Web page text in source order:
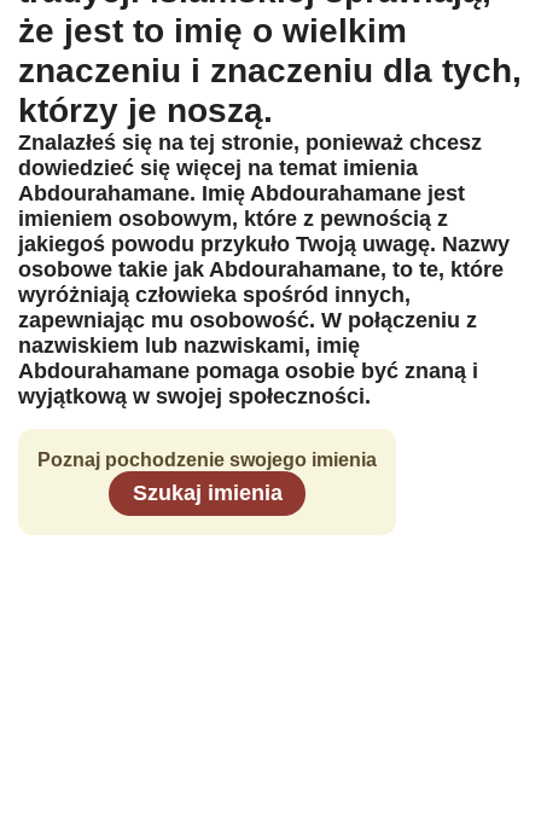
że jest to imię o wielkim
znaczeniu i znaczeniu dla tych,
którzy je noszą.
Znalazłeś się na tej stronie, ponieważ chcesz
dowiedzieć się więcej na temat imienia
Abdourahamane. Imię Abdourahamane jest
imieniem osobowym, które z pewnością z
jakiegoś powodu przykuło Twoją uwagę. Nazwy
osobowe takie jak Abdourahamane, to te, które
wyróżniają człowieka spośród innych,
zapewniając mu osobowość. W połączeniu z
nazwiskiem lub nazwiskami, imię
Abdourahamane pomaga osobie być znaną i
wyjątkową w swojej społeczności.
Poznaj pochodzenie swojego imienia
Szukaj imienia